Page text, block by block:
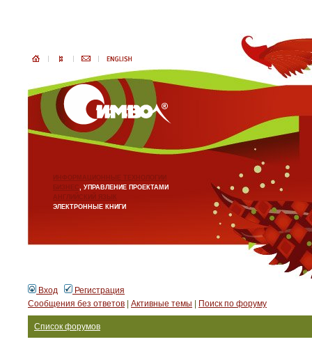
ИНФОРМАЦИОННЫЕ ТЕХНОЛОГИИ
БИЗНЕС, УПРАВЛЕНИЕ ПРОЕКТАМИ
АНГЛИЙСКИЙ ЯЗЫК
ЭЛЕКТРОННЫЕ КНИГИ
Вход
Регистрация
Сообщения без ответов
Активные темы Поиск по форуму
Список форумов